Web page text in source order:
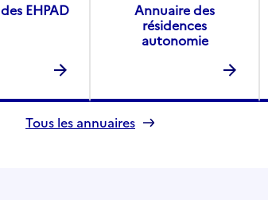
EHPAD
Annuaire des
résidences
autonomie
Tous les annuaires